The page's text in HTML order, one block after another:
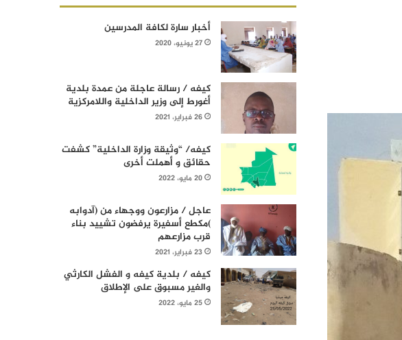
أخبار سارة لكافة المدرسين
27 يونيو، 2020
كيفه / رسالة عاجلة من عمدة بلدية
أغورط إلى وزير الداخلية واللامركزية
26 فبراير، 2021
كيفه/ “وثيقة وزارة الداخلية” كشفت
حقائق و أهملت أخرى
20 مايو، 2022
عاجل / مزارعون ووجهاء من (آدوابه
)مكطع أسفيرة يرفضون تشييد بناء
قرب مزارعهم
23 فبراير، 2021
كيفه / بلدية كيفه و الفشل الكارثي
والغير مسبوق على الإطلاق
25 مايو، 2022